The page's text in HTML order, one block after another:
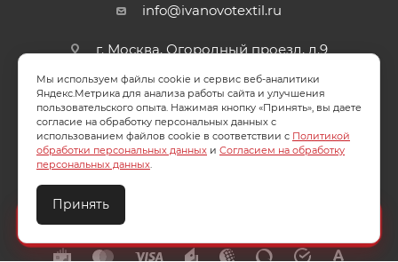
info@ivanovotextil.ru
г. Москва, Огородный проезд, д.9
СОГЛАСИЕ НА ОБРАБОТКУ ПЕРСОНАЛЬНЫХ ДАННЫХ
ПОЛИТИКА ОБРАБОТКИ ПЕРСОНАЛЬНЫХ ДАННЫХ
2026 © ООО "Ивановотекстиль". ОГРН:1073703000029
Мы используем файлы cookie и сервис веб-аналитики
Яндекс.Метрика для анализа работы сайта и улучшения
пользовательского опыта. Нажимая кнопку «Принять», вы даете
согласие на обработку персональных данных с
использованием файлов cookie в соответствии с Политикой
обработки персональных данных и Согласием на обработку
персональных данных.
Принять